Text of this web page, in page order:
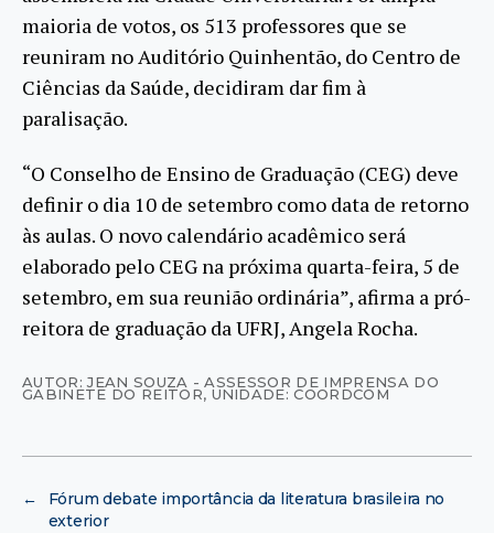
maioria de votos, os 513 professores que se
reuniram no Auditório Quinhentão, do Centro de
Ciências da Saúde, decidiram dar fim à
paralisação.
“O Conselho de Ensino de Graduação (CEG) deve
definir o dia 10 de setembro como data de retorno
às aulas. O novo calendário acadêmico será
elaborado pelo CEG na próxima quarta-feira, 5 de
setembro, em sua reunião ordinária”, afirma a pró-
reitora de graduação da UFRJ, Angela Rocha.
AUTOR: JEAN SOUZA - ASSESSOR DE IMPRENSA DO
GABINETE DO REITOR, UNIDADE: COORDCOM
←
Fórum debate importância da literatura brasileira no
exterior